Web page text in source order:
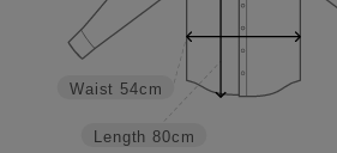
Length 80cm
Waist 54cm